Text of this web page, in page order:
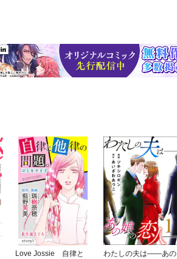
Love Jossie 自律と
わたしの夫は——あの